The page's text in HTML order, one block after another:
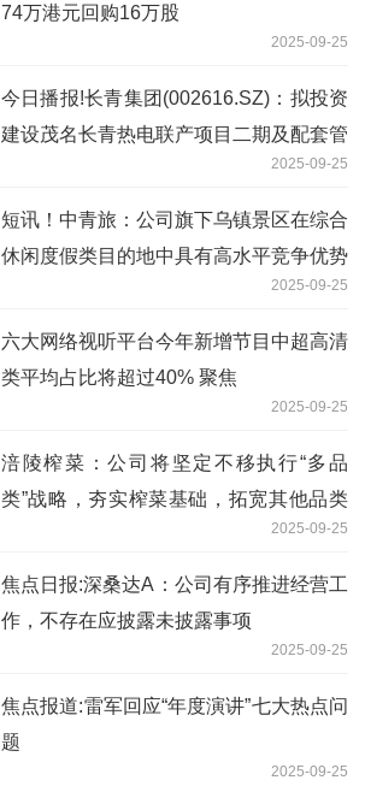
74万港元回购16万股
2025-09-25
今日播报!长青集团(002616.SZ)：拟投资
建设茂名长青热电联产项目二期及配套管
2025-09-25
短讯！中青旅：公司旗下乌镇景区在综合
休闲度假类目的地中具有高水平竞争优势
2025-09-25
六大网络视听平台今年新增节目中超高清
类平均占比将超过40% 聚焦
2025-09-25
涪陵榨菜：公司将坚定不移执行“多品
类”战略，夯实榨菜基础，拓宽其他品类
2025-09-25
焦点日报:深桑达A：公司有序推进经营工
作，不存在应披露未披露事项
2025-09-25
焦点报道:雷军回应“年度演讲”七大热点问
题
2025-09-25